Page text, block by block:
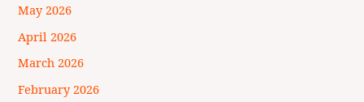
May 2026
April 2026
March 2026
February 2026